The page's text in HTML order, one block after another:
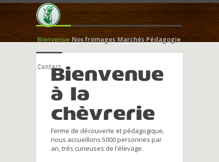
Bienvenue Nos fromages Marchés Pédagogie
ContactBienvenue
à la
chèvrerie
Ferme de découverte et pédagogique,
nous accueillons 5000 personnes par
an, trés curieuses de l'élevage.